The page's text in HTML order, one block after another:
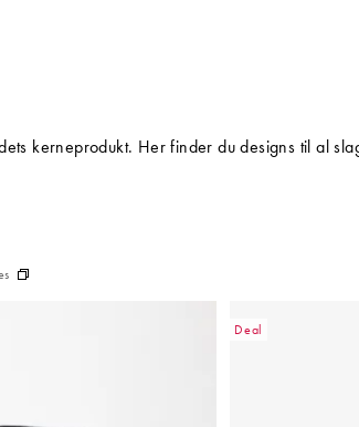
kerneprodukt. Her finder du designs til
Deal